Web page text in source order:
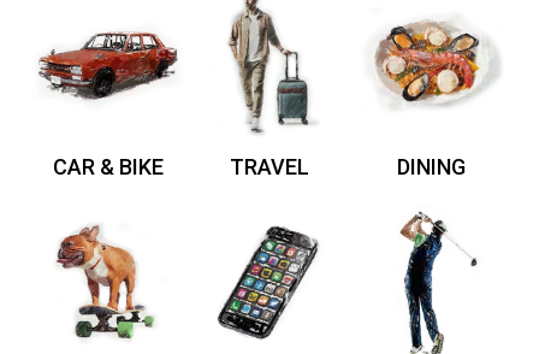
CAR & BIKE TRAVEL DINING